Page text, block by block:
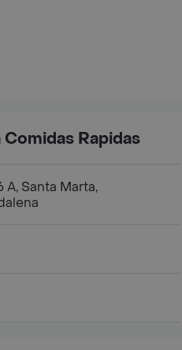
Rapidas
A, Santa Marta,